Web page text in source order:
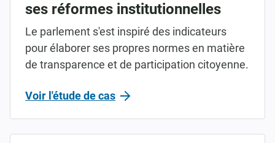
ses réformes institutionnelles
Le parlement s'est inspiré des indicateurs
pour élaborer ses propres normes en matière
de transparence et de participation citoyenne.
Voir l'étude de cas